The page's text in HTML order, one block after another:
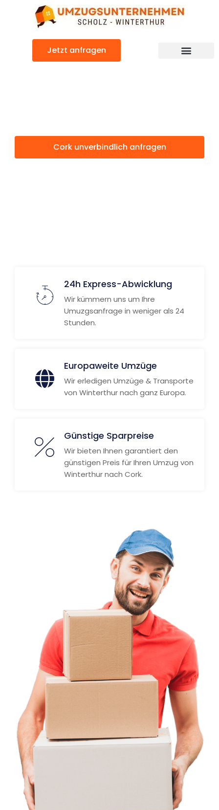
Jetzt anfragen
Cork unverbindlich anfragen
24h Express-Abwicklung
Wir kümmern uns um Ihre
Umuzgsanfrage in weniger als 24
Stunden.
Europaweite Umzüge
Wir erledigen Umzüge & Transporte
von Winterthur nach ganz Europa.
Günstige Sparpreise
Wir bieten Ihnen garantiert den
günstigen Preis für Ihren Umzug von
Winterthur nach Cork.